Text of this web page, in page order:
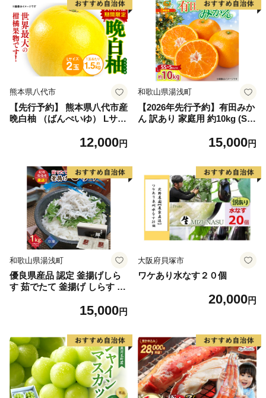
品 備蓄 送料無料 北海道 倶知
安町 日用品
熊本県八代市
【先行予約】 熊本県八代市産
晩白柚 （ばんぺいゆ） Lサイ
もの フルーツ おやつ 特産 熊
12,000円
和歌山県湯浅町
【2026年先行予約】有田みか
ん 訳あり 家庭用 約10kg (S
ん フルーツ 柑橘 果物 果実
6098
15,000円
和歌山県湯浅町
優良県産品 認定 釜揚げしら
す 茹でたて 釜揚げ しらす 無
国産 海の幸 海鮮 魚介 紀州湯
無料_C6035n
15,000円
大阪府貝塚市
ワケあり水なす２０個
20,000円